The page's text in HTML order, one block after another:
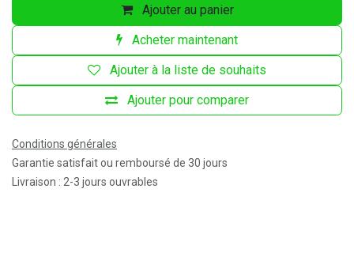
Ajouter au panier
Acheter maintenant
Ajouter pour comparer
Ajouter à la liste de souhaits
Conditions générales
Garantie satisfait ou remboursé de 30 jours
Livraison : 2-3 jours ouvrables